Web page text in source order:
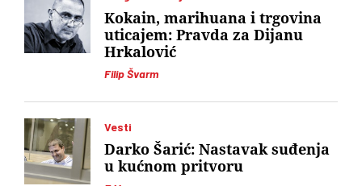
Filip Švarm
Kokain, marihuana i trgovina
uticajem: Pravda za Dijanu
Hrkalović
Vesti
Darko Šarić: Nastavak suđenja
u kućnom pritvoru